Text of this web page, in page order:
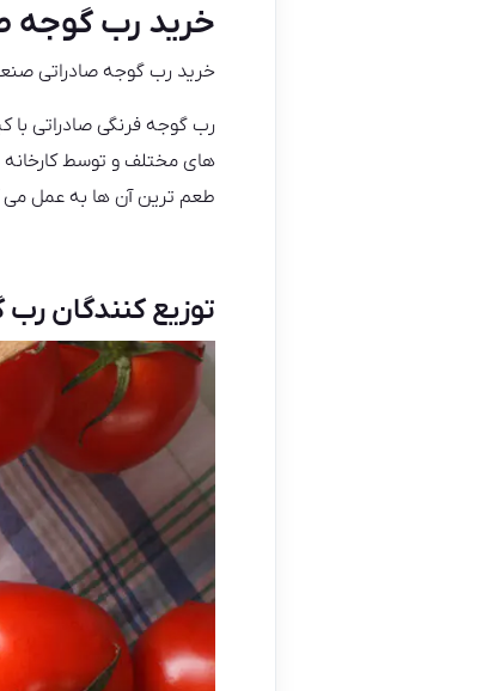
خرید رب گوجه
خرید رب گوجه صادراتی
رب گوجه فرنگی صادراتی با
های مختلف و توسط
طعم ترین آن ها به عمل می
توزیع کنندگان رب